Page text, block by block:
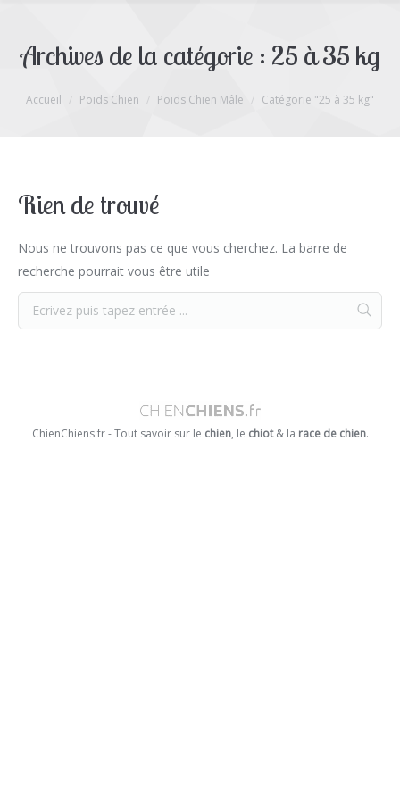
Archives de la catégorie : 25 à 35 kg
Vous êtes ici :
Accueil Poids Chien Poids Chien Mâle Catégorie "25 à 35 kg"
Rien de trouvé
Nous ne trouvons pas ce que vous cherchez. La barre de
recherche pourrait vous être utile
ChienChiens.fr - Tout savoir sur le chien, le chiot& la race de chien.